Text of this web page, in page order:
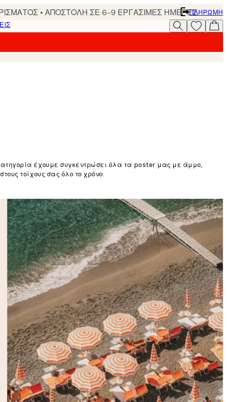
• ΑΠΟΣΤΟΛΗ ΣΕ 6-9 ΕΡΓΑΣΙΜΕΣ ΗΜΕΡΕΣΠΛΗΡΩΜΉ
έχουμε συγκεντρώσει όλα τα poster μας με άμμο,
τοίχους σας όλο το χρόνο.